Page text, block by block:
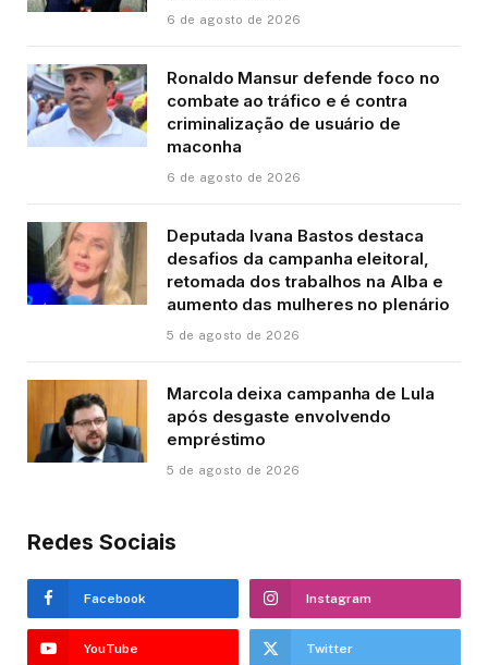
6 de agosto de 2026
Ronaldo Mansur defende foco no
combate ao tráfico e é contra
criminalização de usuário de
maconha
6 de agosto de 2026
Deputada Ivana Bastos destaca
desafios da campanha eleitoral,
retomada dos trabalhos na Alba e
aumento das mulheres no plenário
5 de agosto de 2026
Marcola deixa campanha de Lula
após desgaste envolvendo
empréstimo
5 de agosto de 2026
Redes Sociais
Facebook Instagram
YouTube Twitter